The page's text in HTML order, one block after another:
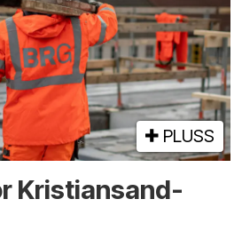
PLUSS
Kristiansand-